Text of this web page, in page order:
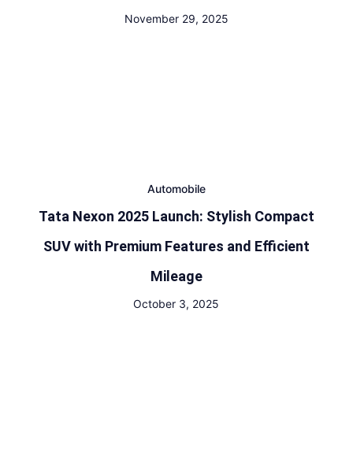
November 29, 2025
Automobile
Tata Nexon 2025 Launch: Stylish Compact
SUV with Premium Features and Efficient
Mileage
October 3, 2025